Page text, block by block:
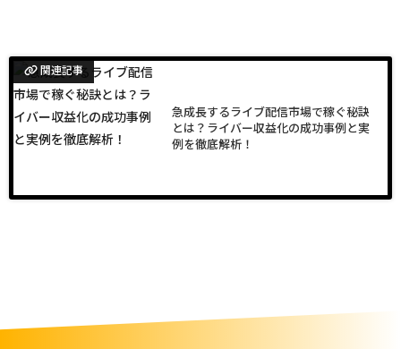
関連記事
急成長するライブ配信市場で稼ぐ秘訣
とは？ライバー収益化の成功事例と実
例を徹底解析！